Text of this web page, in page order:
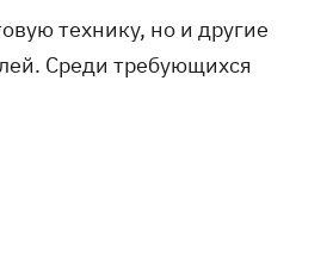
технику, но и другие
Среди требующихся